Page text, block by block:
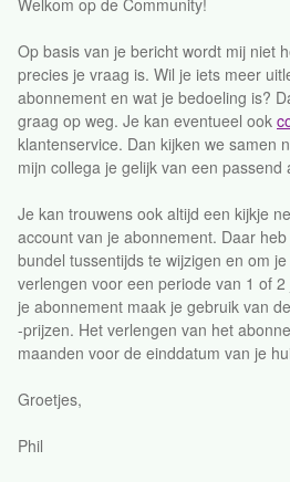
Welkom op de Community!
Op basis van je bericht wordt mij niet
precies je vraag is. Wil je iets meer
abonnement en wat je bedoeling is?
graag op weg. Je kan eventueel ook
klantenservice. Dan kijken we samen
mijn collega je gelijk van een passend
Je kan trouwens ook altijd een kijkje
account van je abonnement. Daar
bundel tussentijds te wijzigen en om
verlengen voor een periode van 1 of
je abonnement maak je gebruik van
-prijzen. Het verlengen van het
maanden voor de einddatum van je
Groetjes,
Phil